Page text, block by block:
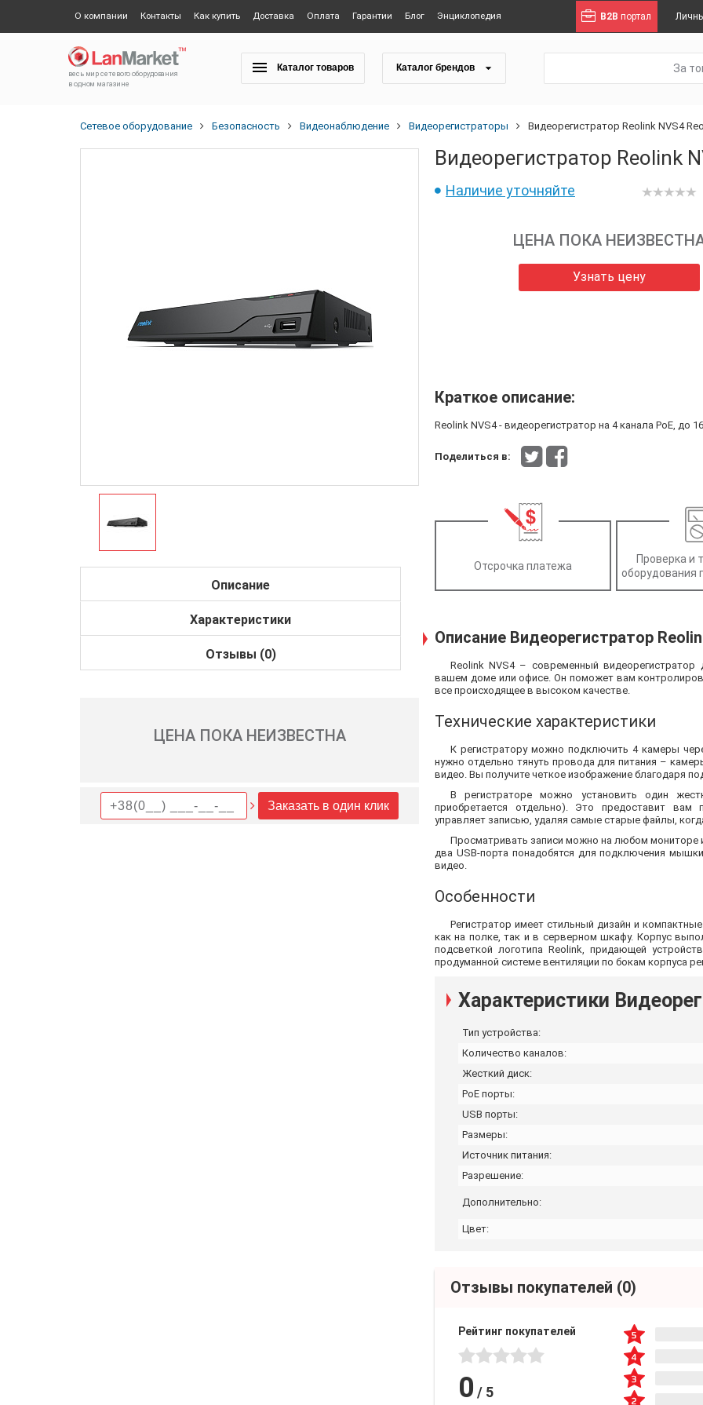
О компании Контакты Как купить Доставка Оплата Гарантии Блог Энциклопедия B2B портал
весь мир сетевого оборудования
в одном магазине
Каталог товаров Каталог брендов За
Сетевое оборудование Безопасность Видеонаблюдение Видеорегистраторы Видеорегистратор Reolink NVS4
Описание
Характеристики
Отзывы (0)
ЦЕНА ПОКА НЕИЗВЕСТНА
Заказать в один клик
Видеорегистратор Reolink
Наличие уточняйте
ЦЕНА ПОКА
Узнать цену
Краткое описание:
Reolink NVS4 - видеорегистратор на 4 канала PoE, до
Поделиться в:
Отсрочка платежа
Проверка и
оборудования
Описание Видеорегистратор
Reolink NVS4 – современный
вашем доме или офисе. Он поможет вам
все происходящее в высоком качестве.
Технические характеристики
К регистратору можно подключить 4 камеры
нужно отдельно тянуть провода для питания –
видео. Вы получите четкое изображение благодаря
В регистраторе можно установить один
приобретается отдельно). Это предоставит
управляет записью, удаляя самые старые файлы,
Просматривать записи можно на любом мониторе
два USB-порта понадобятся для подключения
видео.
Особенности
Регистратор имеет стильный дизайн и
как на полке, так и в серверном шкафу. Корпус
подсветкой логотипа Reolink, придающей
продуманной системе вентиляции по бокам корпуса
Характеристики
Тип устройства:
Количество каналов:
Жесткий диск:
PoE порты:
USB порты:
Размеры:
Источник питания:
Разрешение:
Дополнительно:
Цвет:
Отзывы покупателей (0)
Рейтинг покупателей
0 / 5